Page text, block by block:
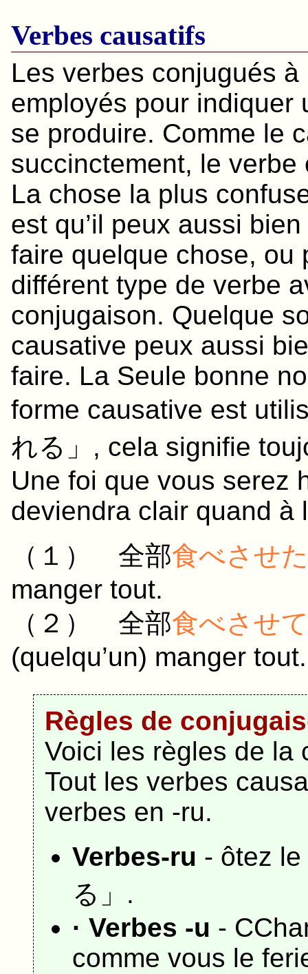
Verbes causatifs
Les verbes conjugués
employés pour indiquer
se produire. Comme le
succinctement, le verbe
La chose la plus
est qu’il peux aussi
faire quelque chose, ou
différent type de verbe
conjugaison. Quelque
causative peux aussi
faire. La Seule bonne
forme causative est
れる 」, cela signifie
Une foi que vous serez
deviendra clair quand à
（１） 全部食べさせた
manger tout.
（２） 全部食べさせて
(quelqu’un) manger tout.
Règles de
Voici les règles de la
Tout les verbes
verbes en -ru.
Verbes-ru - ôtez
る」.
· Verbes -u -
comme vous le